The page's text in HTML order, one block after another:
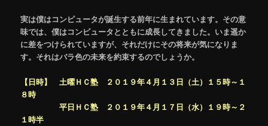
実は僕はコンピュータが誕生する前年に生まれています。その意
味では、僕はコンピュータとともに成長してきました。いま遥か
に差をつけられていますが、それだけにその将来が気になりま
す。それはバラ色の未来を約束するのでしょうか。
【日時】 土曜ＨＣ塾 ２０１９年４月１３日（土）１５時～１
８時
平日ＨＣ塾 ２０１９年４月１７日（水）１９時～２
１時半